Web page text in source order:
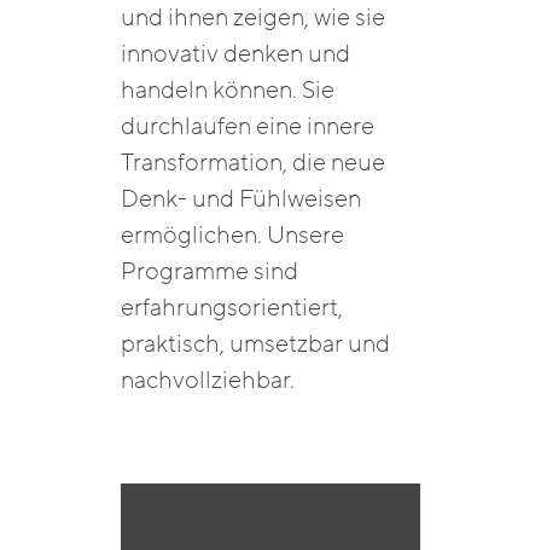
und ihnen zeigen, wie sie
innovativ denken und
handeln können. Sie
durchlaufen eine innere
Transformation, die neue
Denk- und Fühlweisen
ermöglichen. Unsere
Programme sind
erfahrungsorientiert,
praktisch, umsetzbar und
nachvollziehbar.